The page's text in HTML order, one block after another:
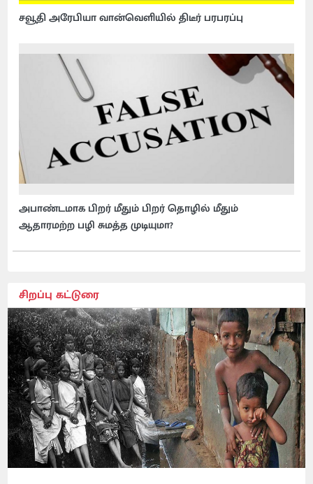
சவூதி அரேபியா வான்வெளியில் திடீர் பரபரப்பு
அபாண்டமாக பிறர் மீதும் பிறர் தொழில் மீதும்
ஆதாரமற்ற பழி சுமத்த முடியுமா?
சிறப்பு கட்டுரை